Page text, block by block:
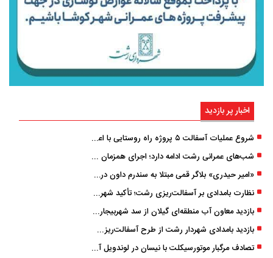
اخبار پر بازدید
شروع عملیات آسفالت ۵ پروژه راه ‌روستایی با اعتبار ۳۷۰ میلیاردی در گیلان
شب‌های عمرانی رشت ادامه دارد؛ اجرای همزمان آسفالت‌ریزی در پنج منطقه شهری
«امیر حیدری» بلاگر قمی مبتلا به سندرم داون درگذشت
نظارت بامدادی بر آسفالت‌ریزی رشت؛ تأکید شهردار و بازرس کل بر کیفیت اجرای پروژه‌ها
بازدید معاون آب منطقه‌ای گیلان از سد شهربیجار برای تداوم تأمین آب شرب استان
بازدید بامدادی شهردار رشت از طرح آسفالت‌ریزی گسترده در مناطق پنج‌گانه
تصادف مرگبار موتورسیکلت با نیسان در لوندویل آستارا/ انتقال مصدوم با اورژانس هوایی به رشت